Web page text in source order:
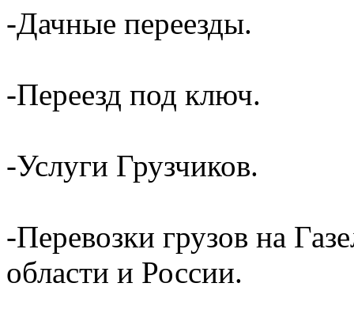
-Дачные переезды.
-Переезд под ключ.
-Услуги Грузчиков.
-Перевозки грузов на
области и России.